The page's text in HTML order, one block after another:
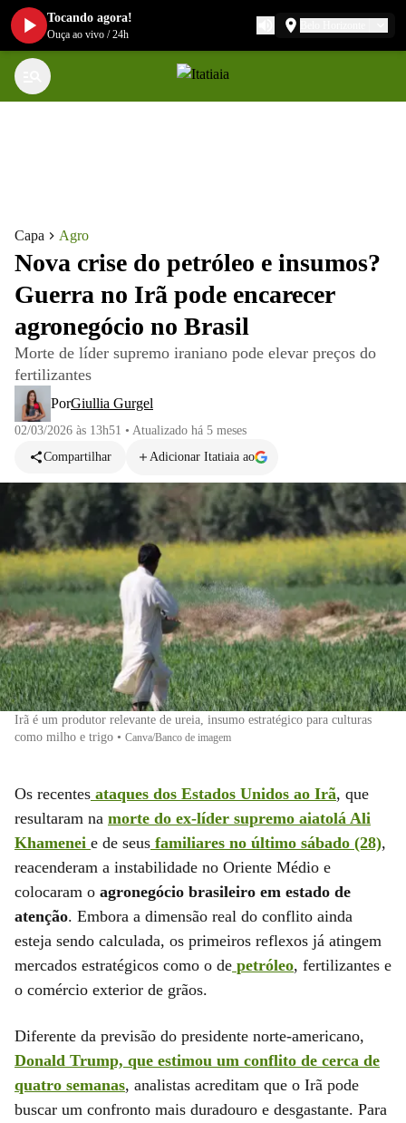
Capa Agro
Nova crise do petróleo e insumos?
Guerra no Irã pode encarecer
agronegócio no Brasil
Morte de líder supremo iraniano pode elevar preços do
fertilizantes
PorGiullia Gurgel
02/03/2026 às 13h51 • Atualizado há 5 meses
Compartilhar
Adicionar Itatiaia ao
Irã é um produtor relevante de ureia, insumo estratégico para culturas
como milho e trigo • Canva/Banco de imagem
Os recentes ataques dos Estados Unidos ao Irã, que
resultaram na morte do ex-líder supremo aiatolá Ali
Khamenei e de seus familiares no último sábado (28),
reacenderam a instabilidade no Oriente Médio e
colocaram o agronegócio brasileiro em estado de
atenção. Embora a dimensão real do conflito ainda
esteja sendo calculada, os primeiros reflexos já atingem
mercados estratégicos como o de petróleo, fertilizantes e
o comércio exterior de grãos.
Diferente da previsão do presidente norte-americano,
Donald Trump, que estimou um conflito de cerca de
quatro semanas, analistas acreditam que o Irã pode
buscar um confronto mais duradouro e desgastante. Para
Tocando agora!
Ouça ao vivo /24h